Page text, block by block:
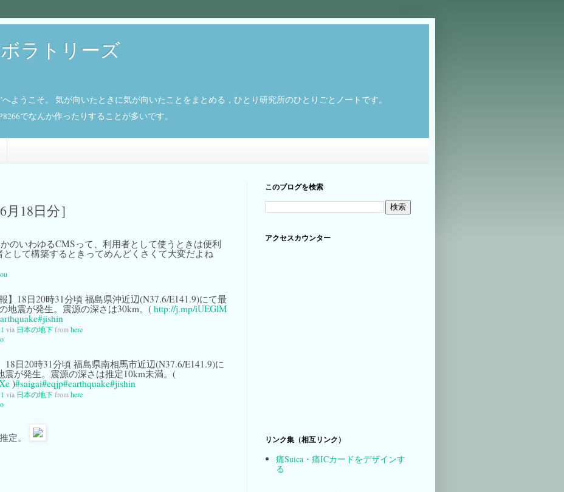
ラトリーズ
ようこそ。 気が向いたときに気が向いたことをまとめる，ひとり研究所のひとりごとノートです。
でなんか作ったりすることが多いです。
18日分］
のいわゆるCMSって、利用者として使うときは便利
として構築するときってめんどくさくて大変だよね
】18日20時31分頃 福島県沖近辺(N37.6/E141.9)にて最
地震が発生。震源の深さは30km。( http://j.mp/iUEGlM
#jishin
via 日本の地下 from here
18日20時31分頃 福島県南相馬市近辺(N37.6/E141.9)に
震が発生。震源の深さは推定10km未満。(
)#saigai#eqjp#earthquake#jishin
via 日本の地下 from here
定。
このブログを検索
アクセスカウンター
リンク集（相互リンク）
痛Suica・痛ICカードをデザインす
る